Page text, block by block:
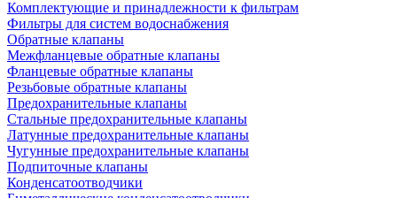
Комплектующие и принадлежности к фильтрам
Фильтры для систем водоснабжения
Обратные клапаны
Межфланцевые обратные клапаны
Фланцевые обратные клапаны
Резьбовые обратные клапаны
Предохранительные клапаны
Стальные предохранительные клапаны
Латунные предохранительные клапаны
Чугунные предохранительные клапаны
Подпиточные клапаны
Конденсатоотводчики